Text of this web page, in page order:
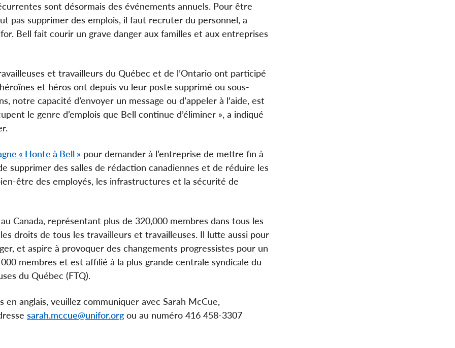
sont désormais des événements annuels. Pour être
pas supprimer des emplois, il faut recruter du personnel, a
Bell fait courir un grave danger aux familles et aux entreprises
et travailleurs du Québec et de l’Ontario ont participé
et héros ont depuis vu leur poste supprimé ou sous-
capacité d’envoyer un message ou d’appeler à l'aide, est
le genre d’emplois que Bell continue d’éliminer », a indiqué
« Honte à Bell » pour demander à l’entreprise de mettre fin à
supprimer des salles de rédaction canadiennes et de réduire les
être des employés, les infrastructures et la sécurité de
Canada, représentant plus de 320,000 membres dans tous les
droits de tous les travailleurs et travailleuses. Il lutte aussi pour
et aspire à provoquer des changements progressistes pour un
membres et est affilié à la plus grande centrale syndicale du
du Québec (FTQ).
anglais, veuillez communiquer avec Sarah McCue,
sarah.mccue@unifor.org ou au numéro 416 458-3307